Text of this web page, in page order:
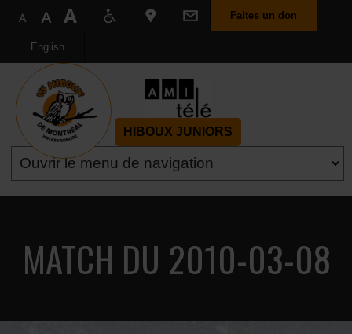
Faites un don
English
HIBOUX JUNIORS
MATCH DU 2010-03-08